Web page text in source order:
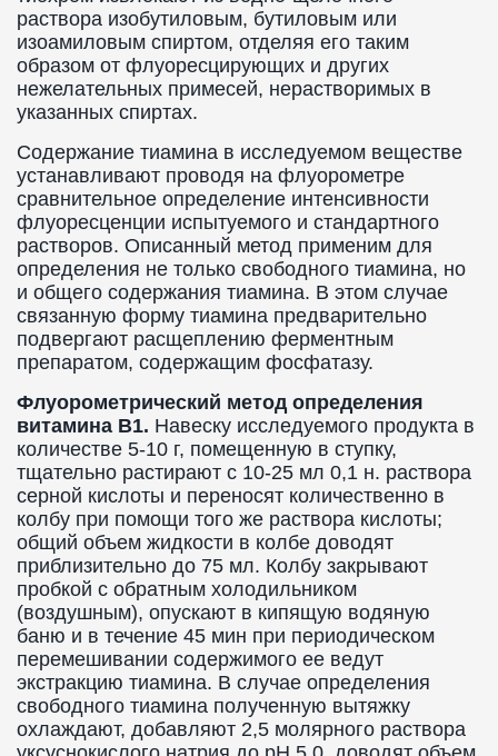
раствора изобутиловым, бутиловым или
изоамиловым спиртом, отделяя его таким
образом от флуоресцирующих и других
нежелательных примесей, нерастворимых в
указанных спиртах.
Содержание тиамина в исследуемом веществе
устанавливают проводя на флуорометре
сравнительное определение интенсивности
флуоресценции испытуемого и стандартного
растворов. Описанный метод применим для
определения не только свободного тиамина, но
и общего содержания тиамина. В этом случае
связанную форму тиамина предварительно
подвергают расщеплению ферментным
препаратом, содержащим фосфатазу.
Флуорометрический метод определения
витамина B1. Навеску исследуемого продукта в
количестве 5-10 г, помещенную в ступку,
тщательно растирают с 10-25 мл 0,1 н. раствора
серной кислоты и переносят количественно в
колбу при помощи того же раствора кислоты;
общий объем жидкости в колбе доводят
приблизительно до 75 мл. Колбу закрывают
пробкой с обратным холодильником
(воздушным), опускают в кипящую водяную
баню и в течение 45 мин при периодическом
перемешивании содержимого ее ведут
экстракцию тиамина. В случае определения
свободного тиамина полученную вытяжку
охлаждают, добавляют 2,5 молярного раствора